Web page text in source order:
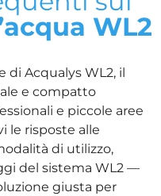
WL2
Acqualys WL2, il
e compatto
e piccole aree
le risposte alle
di utilizzo,
del sistema WL2 —
giusta per